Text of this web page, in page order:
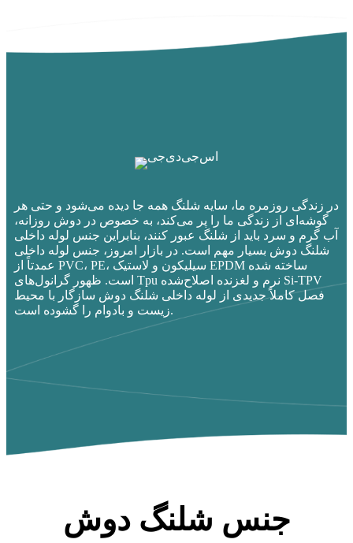
در زندگی روزمره ما، سایه شلنگ همه جا دیده می‌شود و حتی هر
گوشه‌ای از زندگی ما را پر می‌کند، به خصوص در دوش روزانه،
آب گرم و سرد باید از شلنگ عبور کنند، بنابراین جنس لوله داخلی
شلنگ دوش بسیار مهم است. در بازار امروز، جنس لوله داخلی
عمدتاً از PVC، PE، سیلیکون و لاستیک EPDM ساخته شده
است. ظهور گرانول‌های Tpu نرم و لغزنده اصلاح‌شده Si-TPV
فصل کاملاً جدیدی از لوله داخلی شلنگ دوش سازگار با محیط
زیست و بادوام را گشوده است.
جنس شلنگ دوش